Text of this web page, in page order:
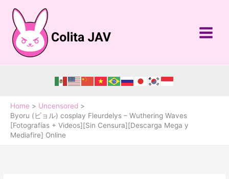
content
Home
Uncensored
Byoru (ビョル) cosplay Fleurdelys – Wuthering Waves
[Fotografías + Videos][Sin Censura][Descarga Mega y
Mediafire] Online